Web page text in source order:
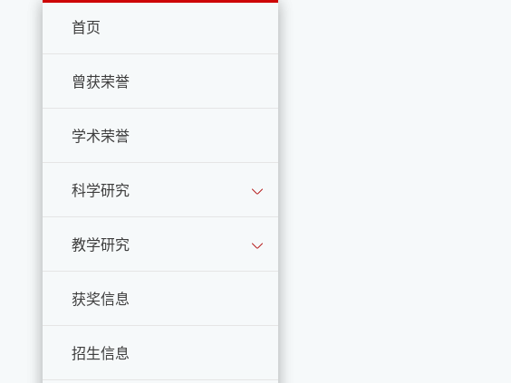
首页
曾获荣誉
学术荣誉
科学研究
教学研究
获奖信息
招生信息